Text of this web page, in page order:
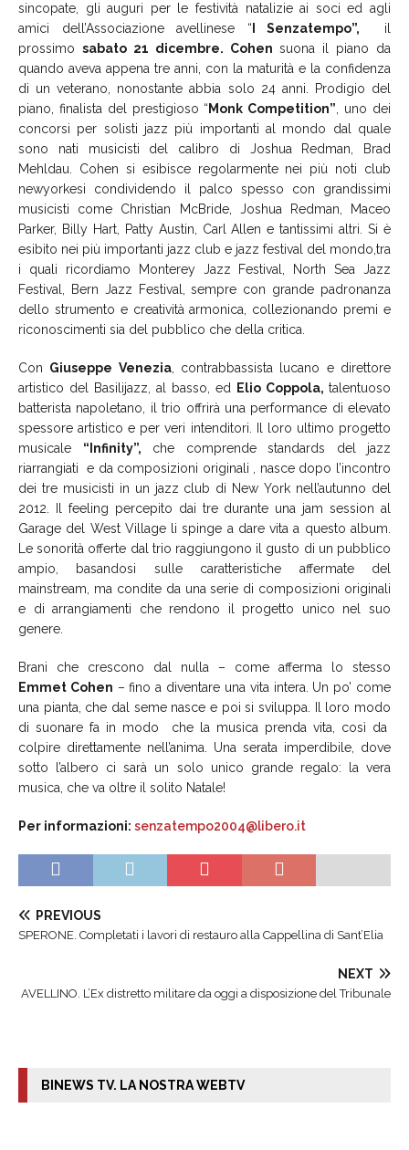
sincopate, gli auguri per le festività natalizie ai soci ed agli
amici dell’Associazione avellinese “ I Senzatempo”, il
prossimo sabato 21 dicembre. Cohen suona il piano da
quando aveva appena tre anni, con la maturità e la confidenza
di un veterano, nonostante abbia solo 24 anni. Prodigio del
piano, finalista del prestigioso “ Monk Competition”, uno dei
concorsi per solisti jazz più importanti al mondo dal quale
sono nati musicisti del calibro di Joshua Redman, Brad
Mehldau. Cohen si esibisce regolarmente nei più noti club
newyorkesi condividendo il palco spesso con grandissimi
musicisti come Christian McBride, Joshua Redman, Maceo
Parker, Billy Hart, Patty Austin, Carl Allen e tantissimi altri. Si è
esibito nei più importanti jazz club e jazz festival del mondo,tra
i quali ricordiamo Monterey Jazz Festival, North Sea Jazz
Festival, Bern Jazz Festival, sempre con grande padronanza
dello strumento e creatività armonica, collezionando premi e
riconoscimenti sia del pubblico che della critica.
Con Giuseppe Venezia, contrabbassista lucano e direttore
artistico del Basilijazz, al basso, ed Elio Coppola, talentuoso
batterista napoletano, il trio offrirà una performance di elevato
spessore artistico e per veri intenditori. Il loro ultimo progetto
musicale “Infinity”, che comprende standards del jazz
riarrangiati e da composizioni originali , nasce dopo l’incontro
dei tre musicisti in un jazz club di New York nell’autunno del
2012. Il feeling percepito dai tre durante una jam session al
Garage del West Village li spinge a dare vita a questo album.
Le sonorità offerte dal trio raggiungono il gusto di un pubblico
ampio, basandosi sulle caratteristiche affermate del
mainstream, ma condite da una serie di composizioni originali
e di arrangiamenti che rendono il progetto unico nel suo
genere.
Brani che crescono dal nulla – come afferma lo stesso
Emmet Cohen – fino a diventare una vita intera. Un po’ come
una pianta, che dal seme nasce e poi si sviluppa. Il loro modo
di suonare fa in modo che la musica prenda vita, così da
colpire direttamente nell’anima. Una serata imperdibile, dove
sotto l’albero ci sarà un solo unico grande regalo: la vera
musica, che va oltre il solito Natale!
Per informazioni: senzatempo2004@libero.it
PREVIOUS
SPERONE. Completati i lavori di restauro alla Cappellina di Sant’Elia
NEXT
AVELLINO. L’Ex distretto militare da oggi a disposizione del Tribunale
BINEWS TV. LA NOSTRA WEBTV